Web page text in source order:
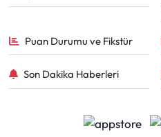
Puan Durumu ve Fikstür
Son Dakika Haberleri